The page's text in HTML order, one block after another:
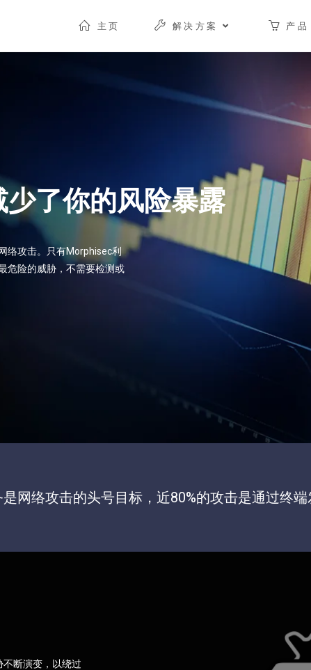
主页 解决方案 产品
了你的风险暴露
络攻击。只有Morphisec利
危险的威胁，不需要检测或
网络攻击的头号目标，近80%的攻击是通过终
断演变，以绕过